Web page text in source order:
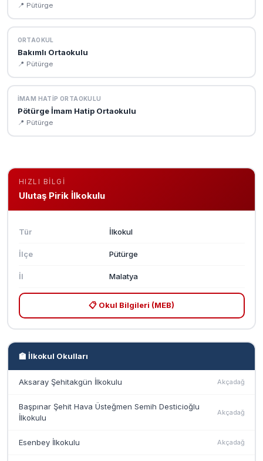
📍 Pütürge
ORTAOKUL
Bakımlı Ortaokulu
📍 Pütürge
İMAM HATIP ORTAOKULU
Pötürge İmam Hatip Ortaokulu
📍 Pütürge
HIZLI BILGI
Ulutaş Pirik İlkokulu
Tür İlkokul
İlçe Pütürge
İl Malatya
📋 Okul Bilgileri (MEB)
🏫 İlkokul Okulları
Aksaray Şehitakgün İlkokulu Akçadağ
Başpınar Şehit Hava Üsteğmen Semih Desticioğlu
İlkokulu
Akçadağ
Esenbey İlkokulu Akçadağ